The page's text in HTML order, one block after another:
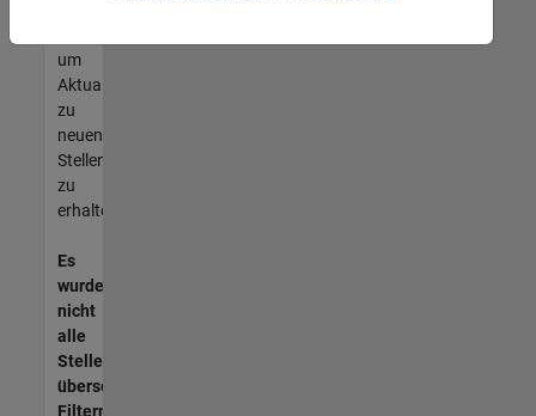
um
Aktualisierungen
zu
neuen
Stellenangeboten
zu
erhalten.
Es
wurden
nicht
alle
Stellen
übersetzt.
Filtern